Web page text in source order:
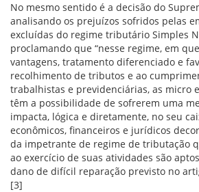
No mesmo sentido é a decisão do
analisando os prejuízos sofridos pelas
excluídas do regime tributário Simples
proclamando que “nesse regime, em
vantagens, tratamento diferenciado e
recolhimento de tributos e ao
trabalhistas e previdenciárias, as micro
têm a possibilidade de sofrerem uma
impacta, lógica e diretamente, no seu
econômicos, financeiros e jurídicos
da impetrante de regime de tributação
ao exercício de suas atividades são
dano de difícil reparação previsto no
[3]